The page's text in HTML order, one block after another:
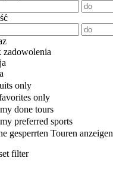
zadowolenia
only
only
done tours
preferred sports
gesperrten Touren anzeigen
filter